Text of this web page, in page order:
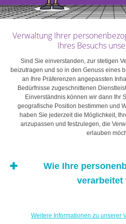
Ein Schock
ermöglicht
was einen
Verwaltung Ihrer
Ihres Besuchs
Sind Sie einverstanden, zur stetigen
beizutragen und so in den Genuss eines
an Ihre Präferenzen angepassten
Bedürfnisse zugeschnittenen
Einverständnis können wir dann Ihr
geografische Position bestimmen und
haben Sie jederzeit die Möglichkeit,
anzupassen und festzulegen, die
erlauben
Wie Ihre
verarbeitet
Weitere Informationen zu unserer